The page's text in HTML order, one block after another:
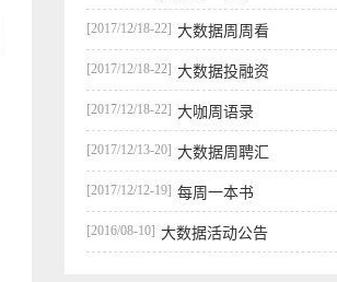
[2017/12/18-22] 大数据周周看
[2017/12/18-22] 大数据投融资
[2017/12/18-22] 大咖周语录
[2017/12/13-20] 大数据周聘汇
[2017/12/12-19] 每周一本书
[2016/08-10] 大数据活动公告